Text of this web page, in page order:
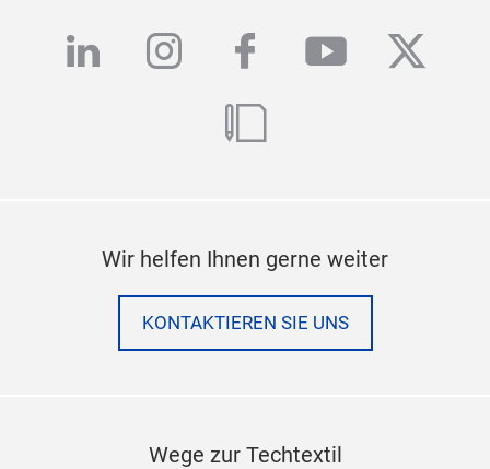
linkedininstagram
facebook
youtube
blog
Wir helfen Ihnen gerne weiter
KONTAKTIEREN SIE UNS
Wege zur Techtextil